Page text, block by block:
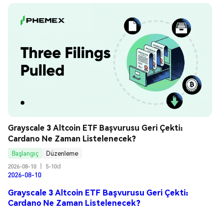
Grayscale 3 Altcoin ETF Başvurusu Geri Çekti:
Cardano Ne Zaman Listelenecek?
Başlangıç
Düzenleme
2026-08-10
5-10d
2026-08-10
Grayscale 3 Altcoin ETF Başvurusu Geri Çekti:
Cardano Ne Zaman Listelenecek?